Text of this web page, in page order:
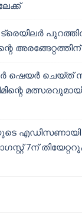
ട്രെയിലർ
ഷെയർ ചെയ്‌ത്
എഡിസണായി
7ന്